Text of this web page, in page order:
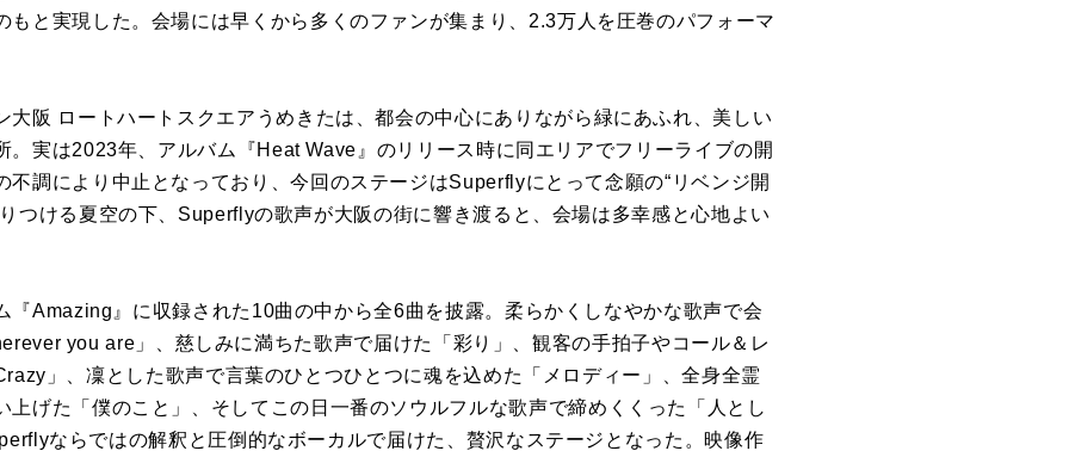
もと実現した。会場には早くから多くのファンが集まり、2.3万人を圧巻のパフォーマ
大阪 ロートハートスクエアうめきたは、都会の中心にありながら緑にあふれ、美しい
。実は2023年、アルバム『Heat Wave』のリリース時に同エリアでフリーライブの開
不調により中止となっており、今回のステージはSuperflyにとって念願の“リベンジ開
つける夏空の下、Superflyの歌声が大阪の街に響き渡ると、会場は多幸感と心地よい
『Amazing』に収録された10曲の中から全6曲を披露。柔らかくしなやかな歌声で会
you are」、慈しみに満ちた歌声で届けた「彩り」、観客の手拍子やコール＆レ
」、凜とした歌声で言葉のひとつひとつに魂を込めた「メロディー」、全身全霊
上げた「僕のこと」、そしてこの日一番のソウルフルな歌声で締めくくった「人とし
ならではの解釈と圧倒的なボーカルで届けた、贅沢なステージとなった。映像作